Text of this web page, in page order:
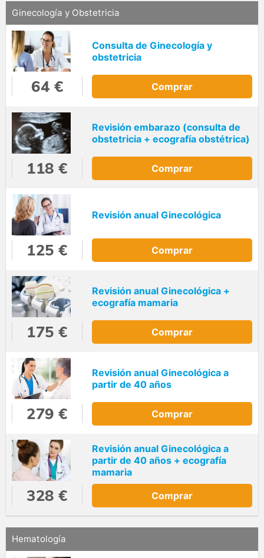
Ginecología y Obstetricia
Consulta de Ginecología y
obstetricia
64 € Comprar
Revisión embarazo (consulta de
obstetricia + ecografía obstétrica)
118 € Comprar
Revisión anual Ginecológica
125 € Comprar
Revisión anual Ginecológica +
ecografía mamaria
175 € Comprar
Revisión anual Ginecológica a
partir de 40 años
279 € Comprar
Revisión anual Ginecológica a
partir de 40 años + ecografía
mamaria
328 € Comprar
Hematología